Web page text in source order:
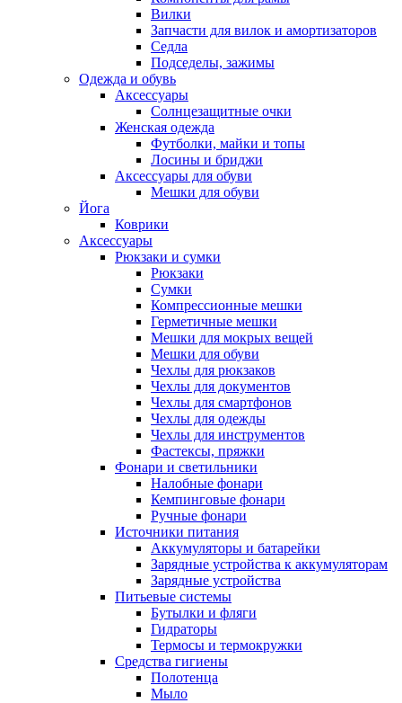
Вилки
Запчасти для вилок и амортизаторов
Седла
Подседелы, зажимы
Одежда и обувь
Аксессуары
Солнцезащитные очки
Женская одежда
Футболки, майки и топы
Лосины и бриджи
Аксессуары для обуви
Мешки для обуви
Йога
Коврики
Аксессуары
Рюкзаки и сумки
Рюкзаки
Сумки
Компрессионные мешки
Герметичные мешки
Мешки для мокрых вещей
Мешки для обуви
Чехлы для рюкзаков
Чехлы для документов
Чехлы для смартфонов
Чехлы для одежды
Чехлы для инструментов
Фастексы, пряжки
Фонари и светильники
Налобные фонари
Кемпинговые фонари
Ручные фонари
Источники питания
Аккумуляторы и батарейки
Зарядные устройства к аккумуляторам
Зарядные устройства
Питьевые системы
Бутылки и фляги
Гидраторы
Термосы и термокружки
Средства гигиены
Полотенца
Мыло